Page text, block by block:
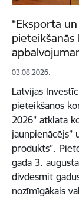
“Eksporta
pieteikšanās
03.08.2026.
Latvijas
pieteikšanos
2026” atklātā
jaunpienācējs”
produkts”.
gada 3.
divdesmit
nozīmīgākais